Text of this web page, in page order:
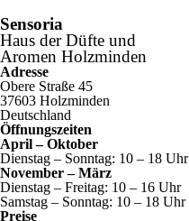
Sensoria
Haus der Düfte und
Aromen Holzminden
Adresse
Obere Straße 45
37603 Holzminden
Deutschland
Öffnungszeiten
April – Oktober
Dienstag – Sonntag: 10 – 18 Uhr
November – März
Dienstag – Freitag: 10 – 16 Uhr
Samstag – Sonntag: 10 – 18 Uhr
Preise